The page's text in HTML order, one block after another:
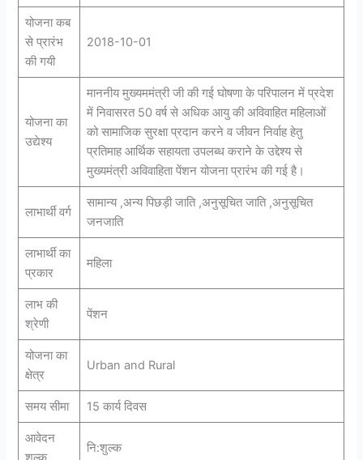
योजना कब
से प्रारंभ
की गयी
2018-10-01
योजना का
उद्येश्य
माननीय मुख्यममंत्री जी की गई घोषणा के परिपालन में प्रदेश
में निवासरत 50 वर्ष से अधिक आयु की अविवाहित महिलाओं
को सामाजिक सुरक्षा प्रदान करने व जीवन निर्वाह हेतु
प्रतिमाह आर्थिक सहायता उपलब्ध कराने के उद्देश्य से
मुख्यमंत्री अविवाहिता पेंशन योजना प्रारंभ की गई है।
लाभार्थी वर्ग
सामान्य ,अन्य पिछड़ी जाति ,अनुसूचित जाति ,अनुसूचित
जनजाति
लाभार्थी का
प्रकार
महिला
लाभ की
श्रेणी
पेंशन
योजना का
क्षेत्र
Urban and Rural
समय सीमा 15 कार्य दिवस
आवेदन
नि:शुल्‍क